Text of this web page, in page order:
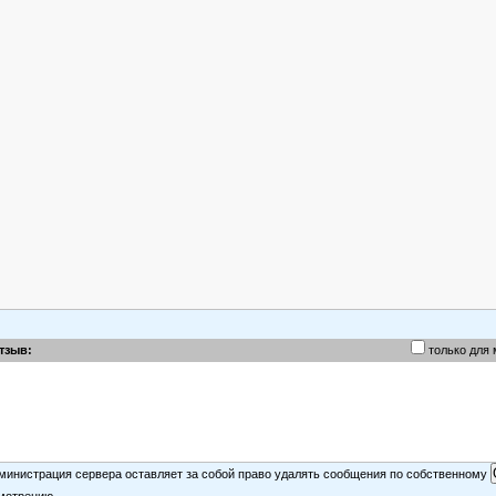
только для
сервера оставляет за собой право удалять сообщения по собственному